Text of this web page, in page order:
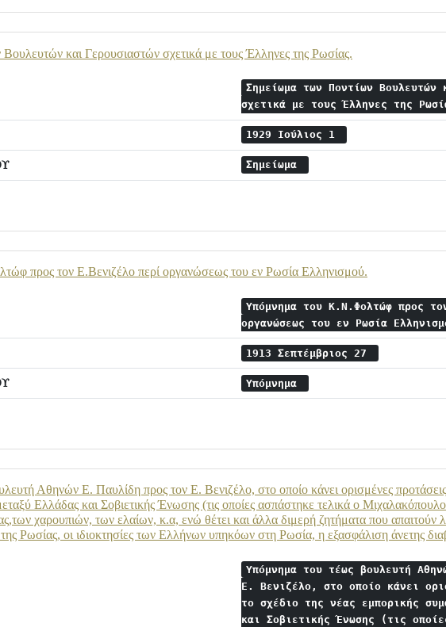
και Γερουσιαστών σχετικά με τους Έλληνες της Ρωσίας.
Σημείωμα των Ποντίων Βουλευτών
σχετικά με τους Έλληνες της
1929 Ιούλιος 1
Σημείωμα
προς τον Ε.Βενιζέλο περί οργανώσεως του εν Ρωσία Ελληνισμού.
Υπόμνημα του Κ.Ν.Φολτώφ προς
οργανώσεως του εν Ρωσία
1913 Σεπτέμβριος 27
Υπόμνημα
Αθηνών Ε. Παυλίδη προς τον Ε. Βενιζέλο, στο οποίο κάνει ορισμένες προτάσεις
Ελλάδας και Σοβιετικής Ένωσης (τις οποίες ασπάστηκε τελικά ο
χαρουπιών, των ελαίων, κ.α, ενώ θέτει και άλλα διμερή ζητήματα που απαιτούν
Ρωσίας, οι ιδιοκτησίες των Ελλήνων υπηκόων στη Ρωσία, η εξασφάλιση άνετης
Υπόμνημα του τέως βουλευτή
Ε. Βενιζέλο, στο οποίο κάνει
το σχέδιο της νέας εμπορικής
και Σοβιετικής Ένωσης (τις